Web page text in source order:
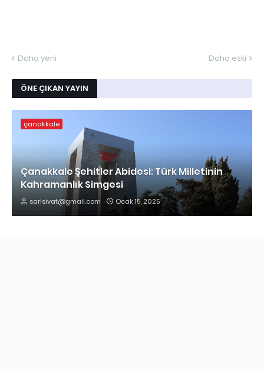
Daha yeni Daha eski
ÖNE ÇIKAN YAYIN
çanakkale
Çanakkale Şehitler Abidesi: Türk Milletinin
Kahramanlık Simgesi
sarisivat@gmail.com Ocak 15, 2025